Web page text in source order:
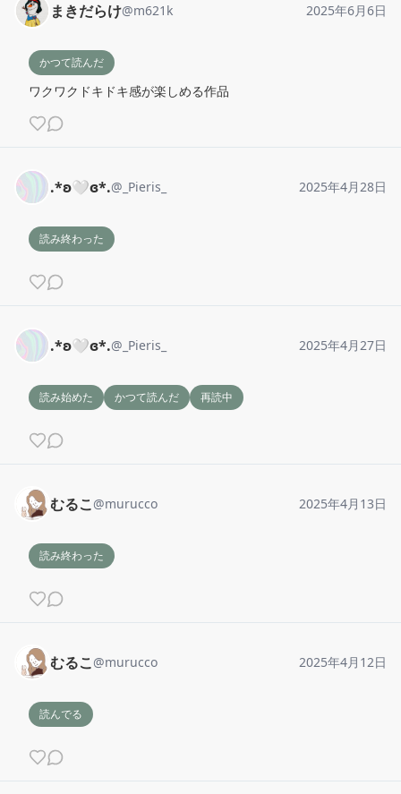
まきだらけ@m621k 2025年6月6日
かつて読んだ
ワクワクドキドキ感が楽しめる作品
.*ʚ🤍ɞ*.@ _Pieris_ 2025年4月28日
読み終わった
.*ʚ🤍ɞ*.@ _Pieris_ 2025年4月27日
読み始めた かつて読んだ 再読中
むるこ@murucco 2025年4月13日
読み終わった
むるこ@murucco 2025年4月12日
読んでる